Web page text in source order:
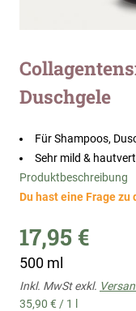
Zum
Anfang
der
Bildergalerie
Duschgele
Für Shampoos,
Sehr mild &
Produktbeschreibung
Du hast eine Frage zu
17,95 €
500 ml
Inkl. MwSt exkl.
35,90 € / 1 l